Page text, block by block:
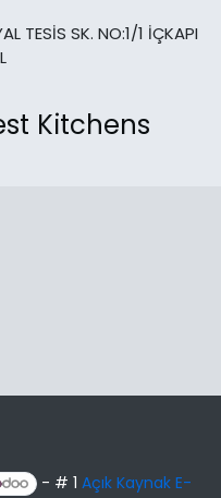
Kitchens
TESİS SK. NO:1/1 İÇKAPI
- # 1Açık Kaynak E-